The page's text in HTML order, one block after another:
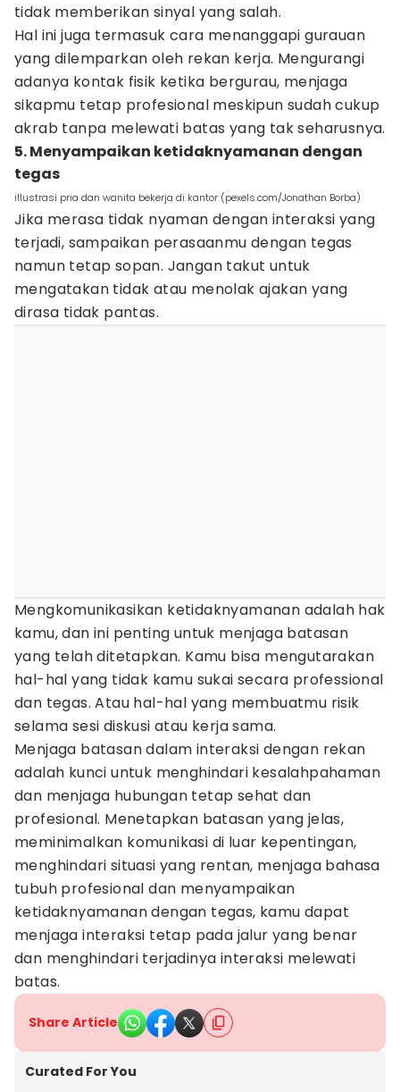
tidak memberikan sinyal yang salah.
Hal ini juga termasuk cara menanggapi gurauan
yang dilemparkan oleh rekan kerja. Mengurangi
adanya kontak fisik ketika bergurau, menjaga
sikapmu tetap profesional meskipun sudah cukup
akrab tanpa melewati batas yang tak seharusnya.
5. Menyampaikan ketidaknyamanan dengan
tegas
illustrasi pria dan wanita bekerja di kantor (pexels.com/Jonathan Borba)
Jika merasa tidak nyaman dengan interaksi yang
terjadi, sampaikan perasaanmu dengan tegas
namun tetap sopan. Jangan takut untuk
mengatakan tidak atau menolak ajakan yang
dirasa tidak pantas.
Mengkomunikasikan ketidaknyamanan adalah hak
kamu, dan ini penting untuk menjaga batasan
yang telah ditetapkan. Kamu bisa mengutarakan
hal-hal yang tidak kamu sukai secara professional
dan tegas. Atau hal-hal yang membuatmu risik
selama sesi diskusi atau kerja sama.
Menjaga batasan dalam interaksi dengan rekan
adalah kunci untuk menghindari kesalahpahaman
dan menjaga hubungan tetap sehat dan
profesional. Menetapkan batasan yang jelas,
meminimalkan komunikasi di luar kepentingan,
menghindari situasi yang rentan, menjaga bahasa
tubuh profesional dan menyampaikan
ketidaknyamanan dengan tegas, kamu dapat
menjaga interaksi tetap pada jalur yang benar
dan menghindari terjadinya interaksi melewati
batas.
Share Article
Curated For You